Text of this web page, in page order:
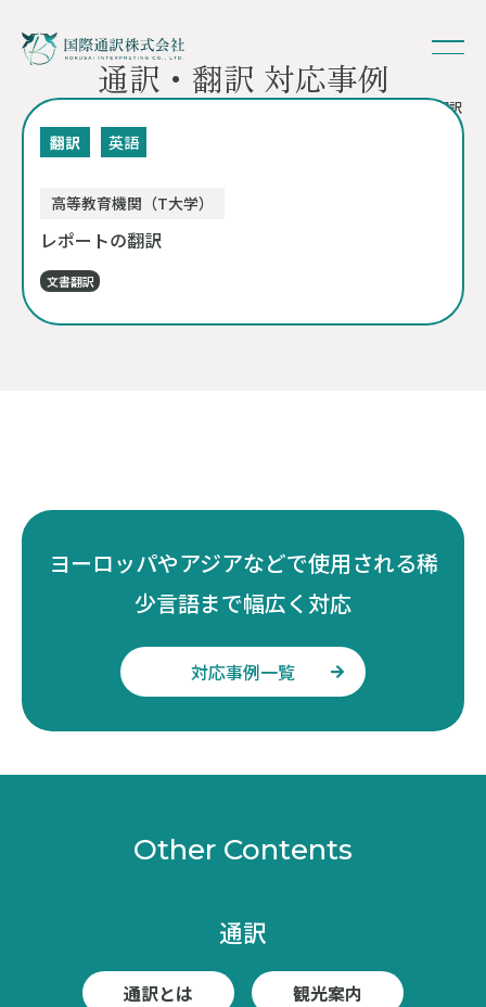
通訳・翻訳 対応事例
- レポートの翻訳
翻訳 英語
高等教育機関（T大学）
レポートの翻訳
文書翻訳
ヨーロッパやアジアなどで使用される稀
少言語まで幅広く対応
対応事例一覧
Other Contents
通訳
通訳とは 観光案内